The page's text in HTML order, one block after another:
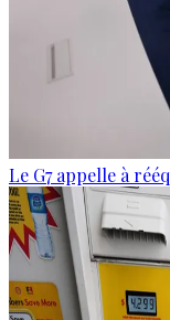
Le G7 appelle à